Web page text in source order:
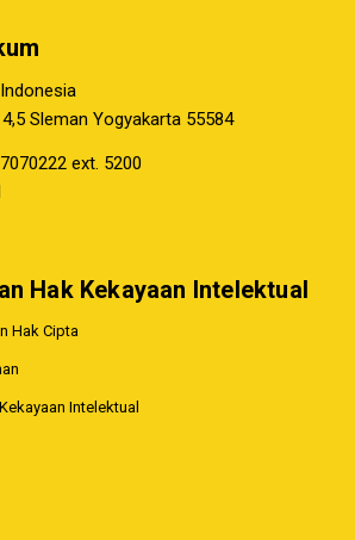
Sleman Yogyakarta 55584
ext. 5200
Hak Kekayaan Intelektual
Hak Cipta
Intelektual